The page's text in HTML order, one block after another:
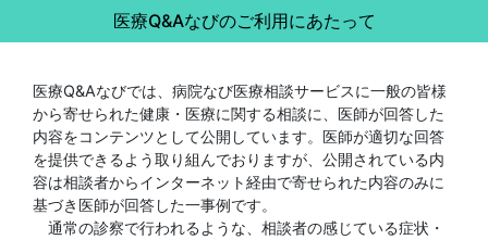
医療Q&Aなびのご利用にあたって
医療Q&Aなびでは、病院なび医療相談サービスに一般の皆様
から寄せられた健康・医療に関する相談に、医師が回答した
内容をコンテンツとして公開しています。医師が適切な回答
を提供できるよう取り組んでおりますが、公開されている内
容は相談者からインターネット経由で寄せられた内容のみに
基づき医師が回答した一事例です。
通常の診察で行われるような、相談者の感じている症状・